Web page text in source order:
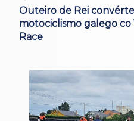
Outeiro de Rei
motociclismo galego
Race